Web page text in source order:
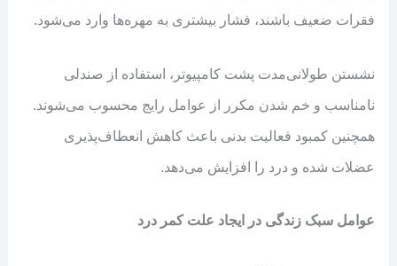
فقرات ضعیف باشند، فشار بیشتری به مهره‌ها وارد می‌شود.
نشستن طولانی‌مدت پشت کامپیوتر، استفاده از صندلی
نامناسب و خم شدن مکرر از عوامل رایج محسوب می‌شوند.
همچنین کمبود فعالیت بدنی باعث کاهش انعطاف‌پذیری
عضلات شده و درد را افزایش می‌دهد.
عوامل سبک زندگی در ایجاد علت کمر درد